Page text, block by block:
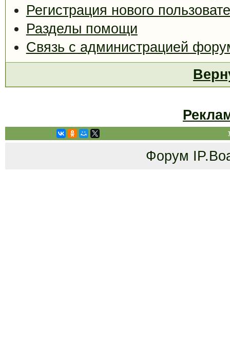
Регистрация нового
Разделы помощи
Связь с администрацией
Форум